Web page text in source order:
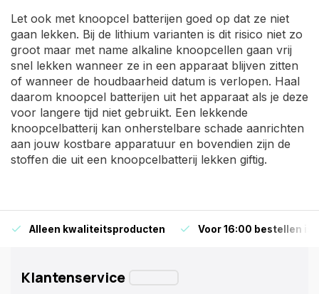
Let ook met knoopcel batterijen goed op dat ze niet
gaan lekken. Bij de lithium varianten is dit risico niet zo
groot maar met name alkaline knoopcellen gaan vrij
snel lekken wanneer ze in een apparaat blijven zitten
of wanneer de houdbaarheid datum is verlopen. Haal
daarom knoopcel batterijen uit het apparaat als je deze
voor langere tijd niet gebruikt. Een lekkende
knoopcelbatterij kan onherstelbare schade aanrichten
aan jouw kostbare apparatuur en bovendien zijn de
stoffen die uit een knoopcelbatterij lekken giftig.
Alleen kwaliteitsproducten Voor 16:00 bestellen is
Klantenservice